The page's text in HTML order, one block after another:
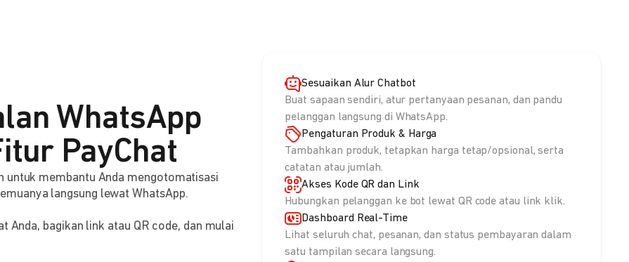
WhatsApp
PayChat
untuk membantu Anda mengotomatisasi
langsung lewat WhatsApp.
Anda, bagikan link atau QR code, dan mulai
Sesuaikan Alur Chatbot
Buat sapaan sendiri, atur pertanyaan pesanan, dan pandu
pelanggan langsung di WhatsApp.
Pengaturan Produk & Harga
Tambahkan produk, tetapkan harga tetap/opsional, serta
catatan atau jumlah.
Akses Kode QR dan Link
Hubungkan pelanggan ke bot lewat QR code atau link klik.
Dashboard Real-Time
Lihat seluruh chat, pesanan, dan status pembayaran dalam
satu tampilan secara langsung.